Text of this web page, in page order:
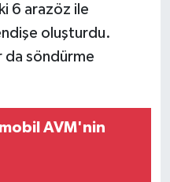
6 arazöz ile
oluşturdu.
da söndürme
AVM'nin